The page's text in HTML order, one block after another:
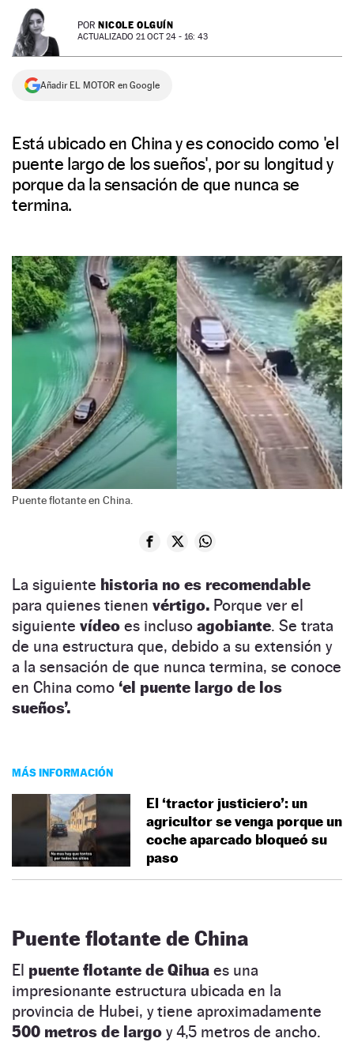
NEWSLETTER POR NICOLE OLGUÍN
ACTUALIZADO 21 OCT 24 - 16: 43
Añadir EL MOTOR en Google
Está ubicado en China y es conocido como 'el
puente largo de los sueños', por su longitud y
porque da la sensación de que nunca se
termina.
Puente flotante en China.
La siguiente historia no es recomendable
para quienes tienen vértigo. Porque ver el
siguiente vídeo es incluso agobiante. Se trata
de una estructura que, debido a su extensión y
a la sensación de que nunca termina, se conoce
en China como ‘el puente largo de los
sueños’.
MÁS INFORMACIÓN
El ‘tractor justiciero’: un
agricultor se venga porque un
coche aparcado bloqueó su
paso
Puente flotante de China
El puente flotante de Qihua es una
impresionante estructura ubicada en la
provincia de Hubei, y tiene aproximadamente
500 metros de largo y 4,5 metros de ancho.